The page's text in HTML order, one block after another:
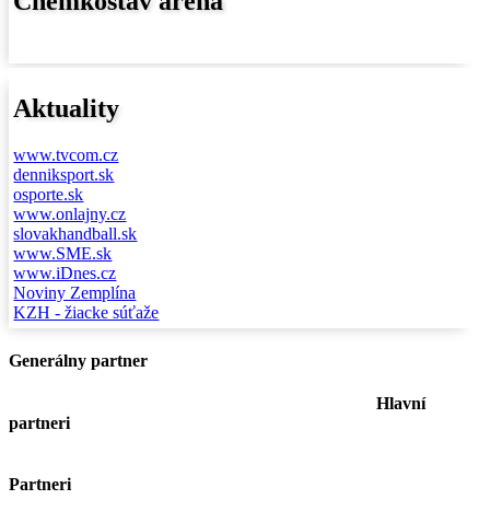
Aktuality
www.tvcom.cz
denniksport.sk
osporte.sk
www.onlajny.cz
slovakhandball.sk
www.SME.sk
www.iDnes.cz
Noviny Zemplína
KZH - žiacke súťaže
Generálny partner
Hlavní
partneri
Partneri